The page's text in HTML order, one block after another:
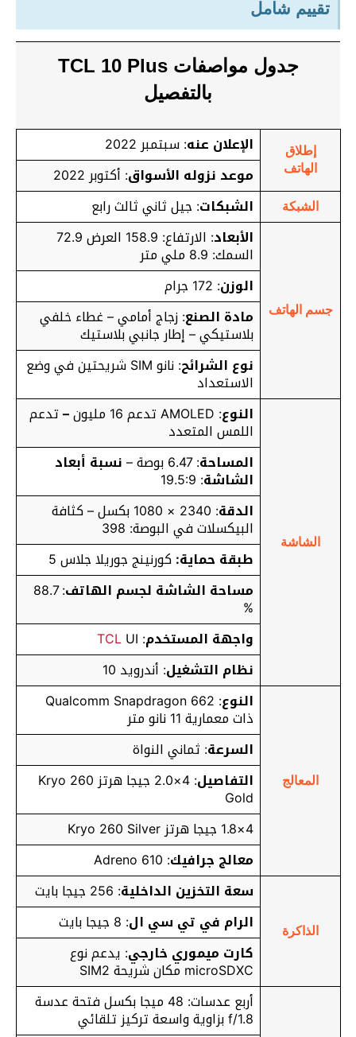
تقييم شامل
جدول مواصفات TCL 10 Plus
بالتفصيل
إطلاق
الهاتف
الإعلان عنه: سبتمبر 2022
موعد نزوله الأسواق: أكتوبر 2022
الشبكة الشبكات: جيل ثاني ثالث رابع
جسم الهاتف
الأبعاد : الارتفاع: 158.9 العرض 72.9
السمك: 8.9 ملي متر
الوزن: 172 جرام
مادة الصنع: زجاج أمامي – غطاء خلفي
بلاستيكي – إطار جانبي بلاستيك
نوع الشرائح
: نانو SIM شريحتين في وضع
الاستعداد
الشاشة
النوع: AMOLED تدعم 16 مليون –تدعم
اللمس المتعدد
المساحة: 6.47 بوصة – نسبة أبعاد
الشاشة: 19.5:9
الدقة
: 2340 × 1080 بكسل – كثافة
البيكسلات في البوصة: 398
طبقة حماية:كورنينج جوريلا جلاس 5
مساحة الشاشة لجسم الهاتف : 88.7
%
واجهة المستخدم:
TCLUI
نظام التشغيل: أندرويد 10
المعالج
النوع : Qualcomm Snapdragon 662
ذات معمارية 11 نانو متر
السرعة: ثماني النواة
التفاصيل
: 4×2.0 جيجا هرتز Kryo 260
Gold
4×1.8 جيجا هرتز Kryo 260 Silver
معالج جرافيك: Adreno 610
الذاكرة
سعة التخزين الداخلية: 256 جيجا بايت
الرام في تي سي ال: 8 جيجا بايت
كارت ميموري خارجي: يدعم نوع
microSDXC مكان شريحة SIM2
أربع عدسات: 48 ميجا بكسل فتحة عدسة
f/1.8 بزاوية واسعة تركيز تلقائي